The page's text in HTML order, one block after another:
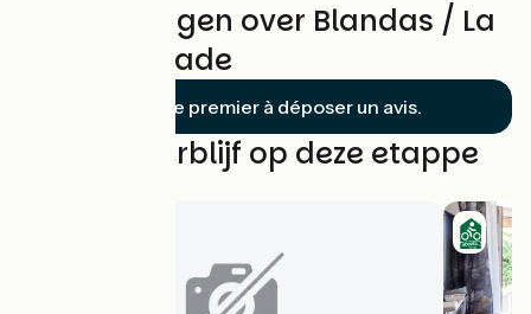
Beoordelingen over Blandas / La
Couvertoirade
Soyez le premier à déposer un avis.
Vind uw verblijf op deze etappe